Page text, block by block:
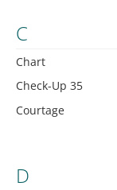
C
Chart
Check-Up 35
Courtage
D